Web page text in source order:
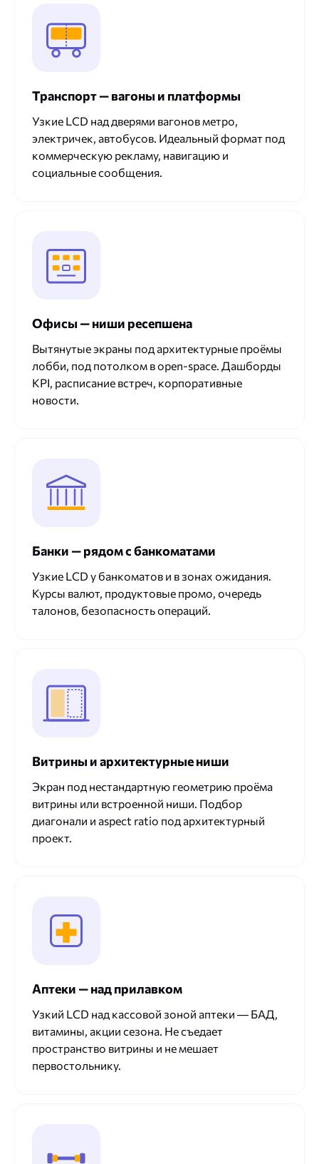
Транспорт — вагоны и платформы
Узкие LCD над дверями вагонов метро,
электричек, автобусов. Идеальный формат под
коммерческую рекламу, навигацию и
социальные сообщения.
Офисы — ниши ресепшена
Вытянутые экраны под архитектурные проёмы
лобби, под потолком в open-space. Дашборды
KPI, расписание встреч, корпоративные
новости.
Банки — рядом с банкоматами
Узкие LCD у банкоматов и в зонах ожидания.
Курсы валют, продуктовые промо, очередь
талонов, безопасность операций.
Витрины и архитектурные ниши
Экран под нестандартную геометрию проёма
витрины или встроенной ниши. Подбор
диагонали и aspect ratio под архитектурный
проект.
Аптеки — над прилавком
Узкий LCD над кассовой зоной аптеки — БАД,
витамины, акции сезона. Не съедает
пространство витрины и не мешает
первостольнику.